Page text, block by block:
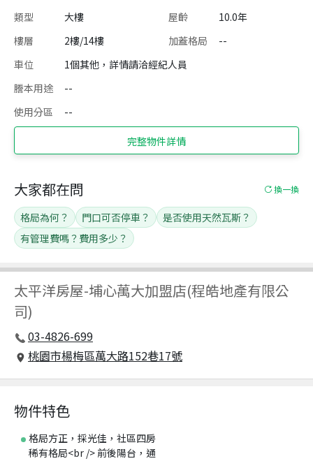
類型 大樓 屋齡
10.0年
樓層
2樓/14樓 加蓋格局
--
車位
1個其他，詳情請洽經紀人員
謄本用途
--
使用分區
--
完整物件詳情
太平洋房屋-埔心萬大加盟店(程皓地產有限公
司)
03-4826-699
桃園市楊梅區萬大路152巷17號
大家都在問 換一換
格局為何？ 門口可否停車？
是否使用天然瓦斯？
有管理費嗎？費用多少？
物件特色
格局方正，採光佳，社區四房
稀有格局<br /> 前後陽台，通